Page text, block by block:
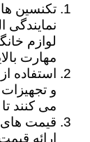
تکنسین
نمایندگی
لوازم
مهارت
استفاده
و
می کنند
قیمت های
ارائه